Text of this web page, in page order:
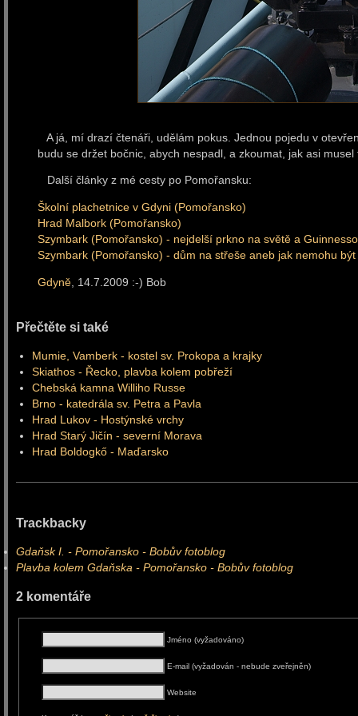
A já, mí drazí čtenáři, udělám pokus. Jednou pojedu v
budu se držet bočnic, abych nespadl, a zkoumat, jak asi
Další články z mé cesty po Pomořansku:
Školní plachetnice v Gdyni (Pomořansko)
Hrad Malbork (Pomořansko)
Szymbark (Pomořansko) - nejdelší prkno na světě a
Szymbark (Pomořansko) - dům na střeše aneb jak nemohu
Gdyně, 14.7.2009 :-) Bob
Přečtěte si také
Mumie, Vamberk - kostel sv. Prokopa a krajky
Skiathos - Řecko, plavba kolem pobřeží
Chebská kamna Williho Russe
Brno - katedrála sv. Petra a Pavla
Hrad Lukov - Hostýnské vrchy
Hrad Starý Jičín - severní Morava
Hrad Boldogkő - Maďarsko
Trackbacky
Gdaňsk I. - Pomořansko - Bobův fotoblog
Plavba kolem Gdaňska - Pomořansko - Bobův fotoblog
2 komentáře
Jméno (vyžadováno)
E-mail (vyžadován - nebude zveřejněn)
Website